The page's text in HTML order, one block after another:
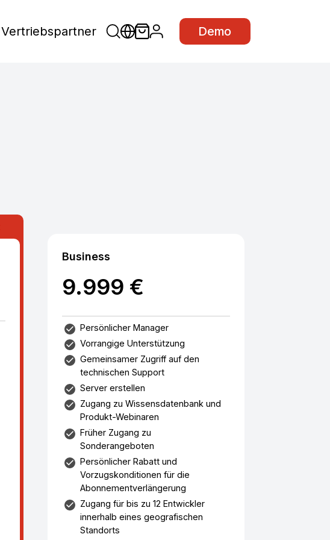
Vertriebspartner Demo
Business
9.999 €
Persönlicher Manager
Vorrangige Unterstützung
Gemeinsamer Zugriff auf den
technischen Support
Server erstellen
Zugang zu Wissensdatenbank und
Produkt-Webinaren
Früher Zugang zu
Sonderangeboten
Persönlicher Rabatt und
Vorzugskonditionen für die
Abonnementverlängerung
Zugang für bis zu 12 Entwickler
innerhalb eines geografischen
Standorts